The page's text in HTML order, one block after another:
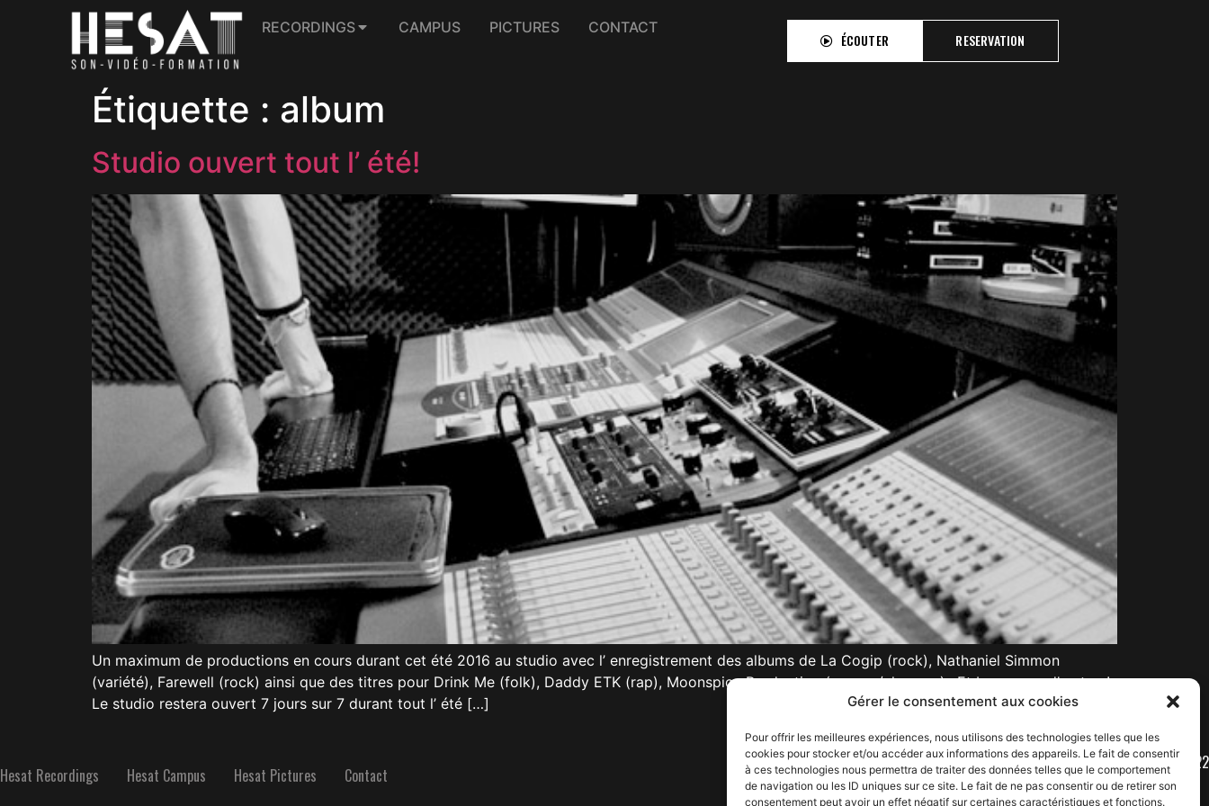
Gérer le consentement aux cookies
Pour offrir les meilleures expériences, nous utilisons des technologies telles que les
cookies pour stocker et/ou accéder aux informations des appareils. Le fait de consentir
à ces technologies nous permettra de traiter des données telles que le comportement
de navigation ou les ID uniques sur ce site. Le fait de ne pas consentir ou de retirer son
consentement peut avoir un effet négatif sur certaines caractéristiques et fonctions.
RECORDINGS CAMPUS PICTURES CONTACT
ÉCOUTER RESERVATION
Étiquette : album
Studio ouvert tout l’ été!
Un maximum de productions en cours durant cet été 2016 au studio avec l’ enregistrement des albums de La Cogip (rock), Nathaniel Simmon
(variété), Farewell (rock) ainsi que des titres pour Drink Me (folk), Daddy ETK (rap), Moonspice Production (reggae/chanson)…Et beaucoup d’ autres!
Le studio restera ouvert 7 jours sur 7 durant tout l’ été […]
Hesat Recordings Hesat Campus Hesat Pictures Contact
CONTACT : 06 61 32 64 22